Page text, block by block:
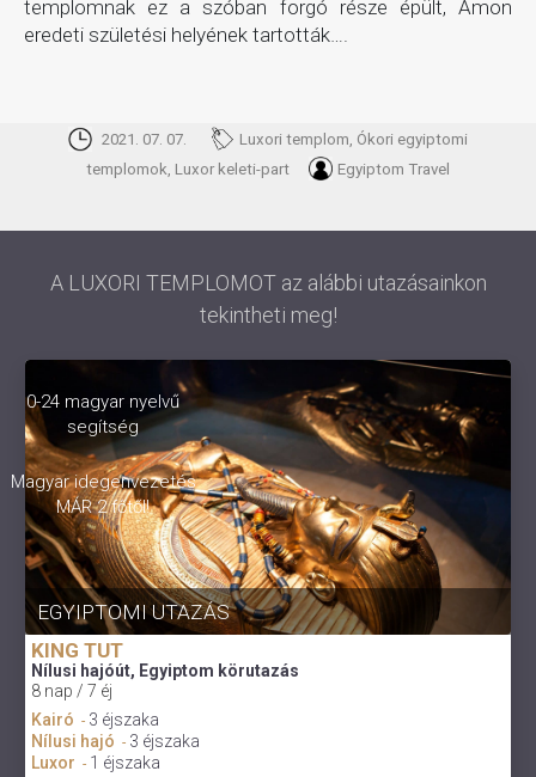
templomnak ez a szóban forgó része épült, Amon
eredeti születési helyének tartották….
2021. 07. 07.
Luxori templom, Ókori egyiptomi
templomok, Luxor keleti-part
Egyiptom Travel
A LUXORI TEMPLOMOT az alábbi utazásainkon
tekintheti meg!
EGYIPTOMI UTAZÁS
0-24 magyar nyelvű
segítség
Magyar idegenvezetés
MÁR 2 főtől!
KING TUT
Nílusi hajóút, Egyiptom körutazás
8 nap / 7 éj
Kairó - 3 éjszaka
Nílusi hajó - 3 éjszaka
Luxor - 1 éjszaka